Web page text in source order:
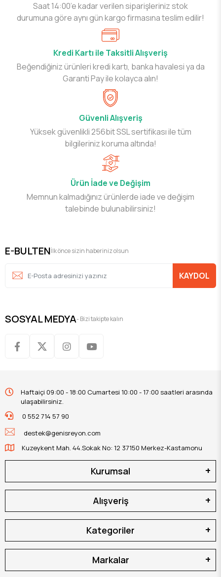
Saat 14:00’e kadar verilen siparişleriniz stok
durumuna göre aynı gün kargo firmasına teslim edilir!
Kredi Kartı ile Taksitli Alışveriş
Beğendiğiniz ürünleri kredi kartı, banka havalesi ya da
Garanti Pay ile kolayca alın!
Güvenli Alışveriş
Yüksek güvenlikli 256bit SSL sertifikası ile tüm
bilgileriniz koruma altında!
Ürün İade ve Değişim
Memnun kalmadığınız ürünlerde iade ve değişim
talebinde bulunabilirsiniz!
E-BULTENİlk önce sizin haberiniz olsun
KAYDOL
SOSYAL MEDYA- Bizi takipte kalın
Haftaiçi 09:00 - 18:00 Cumartesi 10:00 - 17:00 saatleri arasında
ulaşabilirsiniz.
0 552 714 57 90
destek@genisreyon.com
Kuzeykent Mah. 44.Sokak No: 12 37150 Merkez-Kastamonu
Kurumsal
Alışveriş
Kategoriler
Markalar